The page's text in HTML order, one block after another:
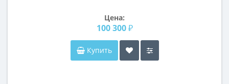
Цена:
100 300 ₽
Купить